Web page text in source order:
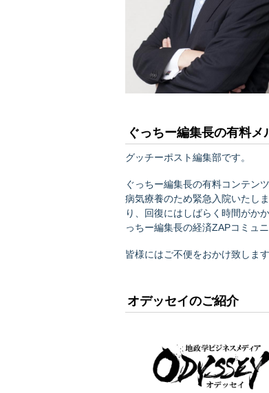
ぐっちー編集長の有料
グッチーポスト編集部です。
ぐっちー編集長の有料コンテン
病気療養のため緊急入院いたし
り、回復にはしばらく時間がか
っちー編集長の経済ZAPコミュ
皆様にはご不便をおかけ致しま
我々編集部一同もぐっちー編
オデッセイのご紹介